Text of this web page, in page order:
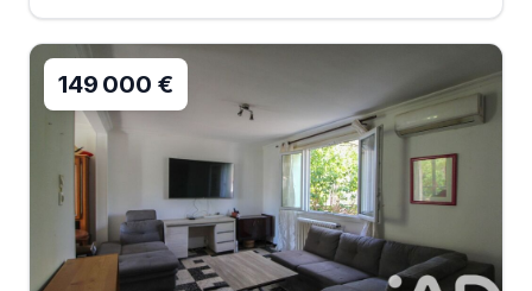
149 000 €